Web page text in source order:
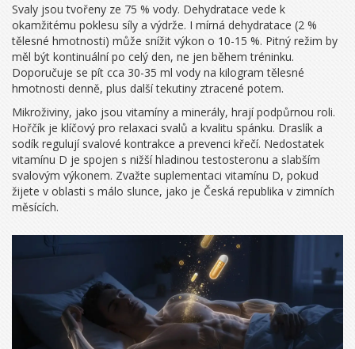
Svaly jsou tvořeny ze 75 % vody. Dehydratace vede k
okamžitému poklesu síly a výdrže. I mírná dehydratace (2 %
tělesné hmotnosti) může snížit výkon o 10-15 %. Pitný režim by
měl být kontinuální po celý den, ne jen během tréninku.
Doporučuje se pít cca 30-35 ml vody na kilogram tělesné
hmotnosti denně, plus další tekutiny ztracené potem.
Mikroživiny, jako jsou vitamíny a minerály, hrají podpůrnou roli.
Hořčík je klíčový pro relaxaci svalů a kvalitu spánku. Draslík a
sodík regulují svalové kontrakce a prevenci křečí. Nedostatek
vitamínu D je spojen s nižší hladinou testosteronu a slabším
svalovým výkonem. Zvažte suplementaci vitamínu D, pokud
žijete v oblasti s málo slunce, jako je Česká republika v zimních
měsících.